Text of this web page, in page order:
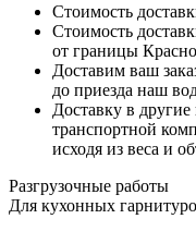
Стоимость
Стоимость
от границы
Доставим ваш
до приезда наш
Доставку в
транспортной
исходя из веса и
Разгрузочные работы
Для кухонных